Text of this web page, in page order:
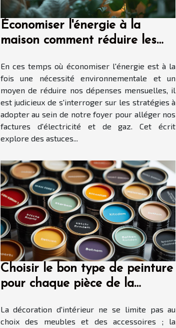
Économiser l'énergie à la
maison comment réduire les
En ces temps où économiser l'énergie est à la
fois une nécessité environnementale et un
moyen de réduire nos dépenses mensuelles, il
est judicieux de s'interroger sur les stratégies à
adopter au sein de notre foyer pour alléger nos
factures d'électricité et de gaz. Cet écrit
explore des astuces...
Choisir le bon type de peinture
pour chaque pièce de la
une finition parfaite
La décoration d'intérieur ne se limite pas au
choix des meubles et des accessoires ; la